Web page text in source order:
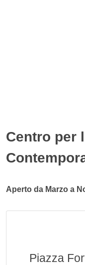
Centro per
Aperto da Marzo a
Piazza